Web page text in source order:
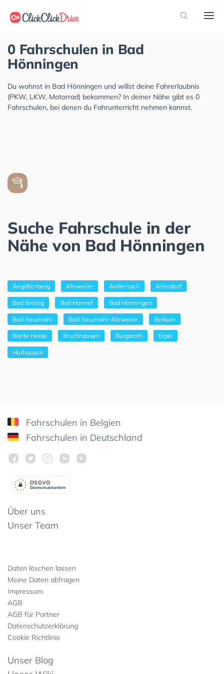
0 Fahrschulen in Bad
Hönningen
Du wohnst in Bad Hönningen und willst deine Fahrerlaubnis
(PKW, LKW, Motorrad) bekommen? In deiner Nähe gibt es 0
Fahrschulen, bei denen du Fahrunterricht nehmen kannst.
Suche Fahrschule in der
Nähe von Bad Hönningen
Aegidienberg Ahrweiler Andernach Ariendorf
Bad Breisig Bad Honnef Bad Hönningen
Bad Neuenahr Bad Neuenahr-Ahrweiler Berkum
Breite Heide Bruchhausen Burgbrohl Erpel
Horhausen
Fahrschulen in Belgien
Fahrschulen in Deutschland
Datenschutzkonform
DSGVO
Über uns
Unser Team
Daten löschen lassen
Meine Daten abfragen
Impressum
AGB
AGB für Partner
Datenschutzerklärung
Cookie Richtlinie
Unser Blog